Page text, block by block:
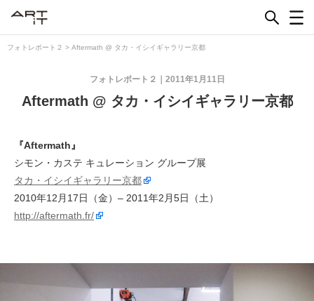
フォトレポート２ > Aftermath @ タカ・イシイギャラリー京都
2011年1月11日
フォトレポート２
Aftermath @ タカ・イシイギャラリー京都
『Aftermath』
シモン・カステ キュレーション グループ展
タカ・イシイギャラリー京都
2010年12月17日（金）– 2011年2月5日（土）
http://aftermath.fr/